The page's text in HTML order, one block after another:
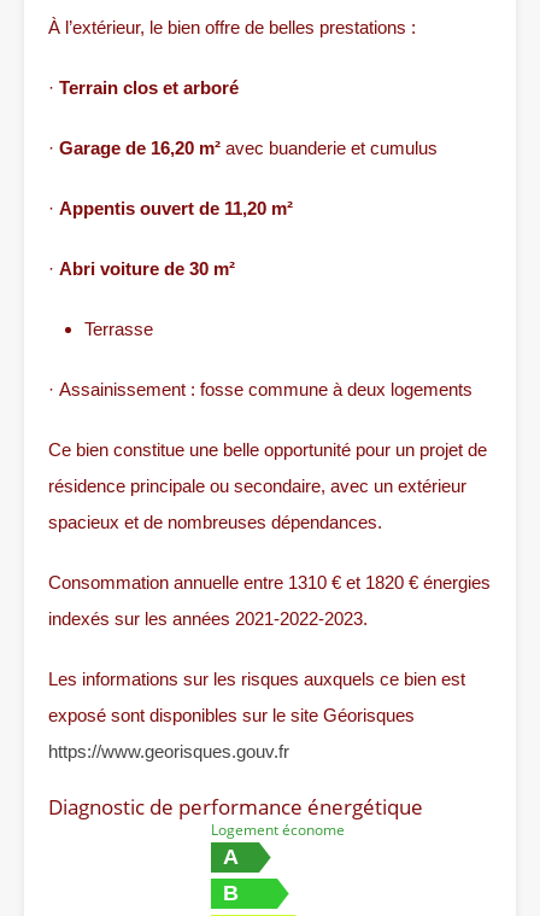
À l’extérieur, le bien offre de belles prestations :
· Terrain clos et arboré
· Garage de 16,20 m² avec buanderie et cumulus
· Appentis ouvert de 11,20 m²
· Abri voiture de 30 m²
Terrasse
· Assainissement : fosse commune à deux logements
Ce bien constitue une belle opportunité pour un projet de
résidence principale ou secondaire, avec un extérieur
spacieux et de nombreuses dépendances.
Consommation annuelle entre 1310 € et 1820 € énergies
indexés sur les années 2021-2022-2023.
Les informations sur les risques auxquels ce bien est
exposé sont disponibles sur le site Géorisques
https://www.georisques.gouv.fr
Diagnostic de performance énergétique
Logement économe
A
B